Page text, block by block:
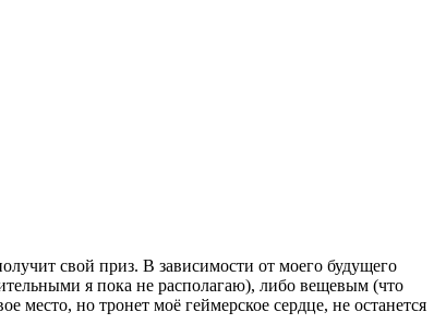
свой приз. В зависимости от моего будущего
я пока не располагаю), либо вещевым (что
место, но тронет моё геймерское сердце, не останется